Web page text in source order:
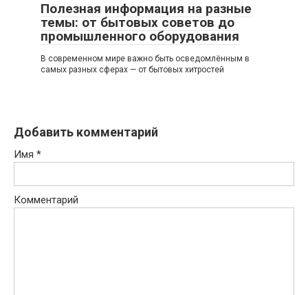
Полезная информация на разные
темы: от бытовых советов до
промышленного оборудования
В современном мире важно быть осведомлённым в
самых разных сферах — от бытовых хитростей
Добавить комментарий
Имя *
Комментарий